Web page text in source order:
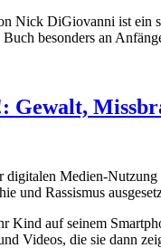
Nick DiGiovanni ist ein
besonders an
digitalen Medien-
und Rassismus
Kind auf seinem
Videos, die sie dann